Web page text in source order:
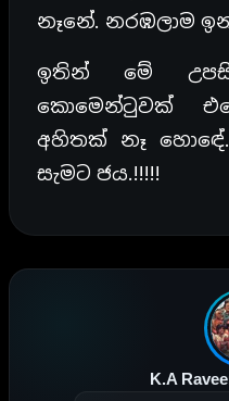
නෑනේ. නරඹලාම
ඉතින් මේ
කොමෙන්ටුවක්
අහිතක් නෑ
සැමට ජය.!!!!!
K.A